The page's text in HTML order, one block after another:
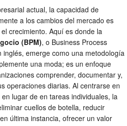
actual, la capacidad de
a los cambios del mercado es
crecimiento. Aquí es donde la
(BPM), o Business Process
inglés, emerge como una metodología
una moda; es un enfoque
comprender, documentar y,
operaciones diarias. Al centrarse en
lugar de en tareas individuales, la
cuellos de botella, reducir
última instancia, ofrecer un valor